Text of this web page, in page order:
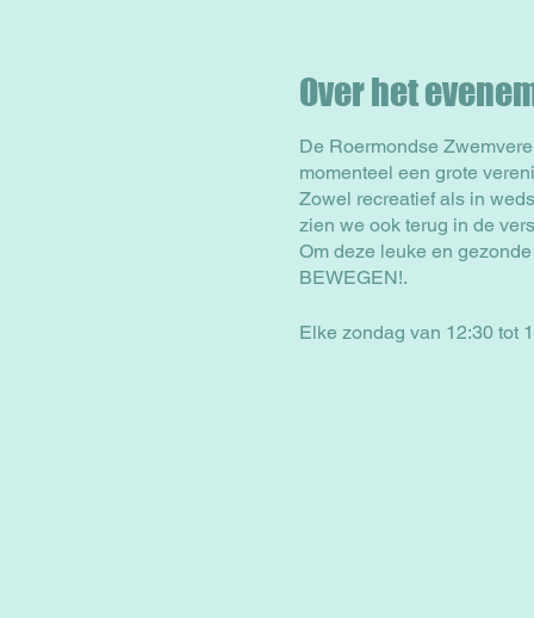
Over het
De Roermondse
momenteel een grote
Zowel recreatief als in
zien we ook terug in de
Om deze leuke en
BEWEGEN!.
Elke zondag van 12:30 tot